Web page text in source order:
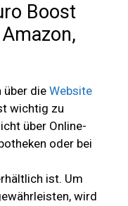
Boost
über dieWebsite
wichtig zu
über Online-
oder bei
ist. Um
wird